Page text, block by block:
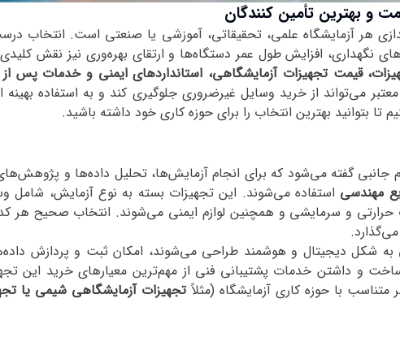
و بهترین تأمین‌ کنندگان
هر آزمایشگاه علمی، تحقیقاتی، آموزشی یا صنعتی است. انتخاب
افزایش طول عمر دستگاه‌ها و ارتقای بهره‌وری نیز نقش کلیدی
قیمت تجهیزات آزمایشگاهی، استانداردهای ایمنی و خدمات پس
می‌تواند از خرید وسایل غیرضروری جلوگیری کند و به استفاده
تا بتوانید بهترین انتخاب را برای حوزه کاری خود داشته باشید.
جانبی گفته می‌شود که برای انجام آزمایش‌ها، تحلیل داده‌ها و
مهندسی استفاده می‌شوند. این تجهیزات بسته به نوع آزمایش، شامل
حرارتی و سرمایشی و همچنین لوازم ایمنی می‌شوند. انتخاب صحیح هر
.
به شکل دیجیتال و هوشمند طراحی می‌شوند، امکان ثبت و پردازش
ساخت و داشتن خدمات پشتیبانی فنی از مهم‌ترین معیارهای خرید این
با حوزه کاری آزمایشگاه (مثلاًتجهیزات آزمایشگاهی شیمی یا